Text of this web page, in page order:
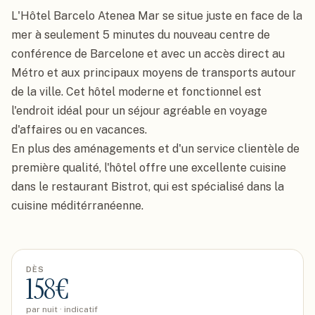
L'Hôtel Barcelo Atenea Mar se situe juste en face de la
mer à seulement 5 minutes du nouveau centre de
conférence de Barcelone et avec un accès direct au
Métro et aux principaux moyens de transports autour
de la ville. Cet hôtel moderne et fonctionnel est
l'endroit idéal pour un séjour agréable en voyage
d'affaires ou en vacances.
En plus des aménagements et d'un service clientèle de
première qualité, l'hôtel offre une excellente cuisine
dans le restaurant Bistrot, qui est spécialisé dans la
cuisine méditérranéenne.
DÈS
158€
par nuit · indicatif